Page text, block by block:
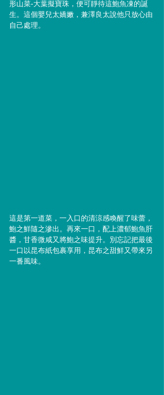
形山菜-大葉擬寶珠，便可靜待這鮑魚凍的誕
生。這個嬰兒太嬌嫩，兼澤良太說他只放心由
自己處理。
這是第一道菜，一入口的清涼感喚醒了味蕾，
鮑之鮮隨之滲出。再來一口，配上濃郁鮑魚肝
醬，甘香微咸又將鮑之味提升。別忘記把最後
一口以昆布紙包裹享用，昆布之甜鮮又帶來另
一番風味。